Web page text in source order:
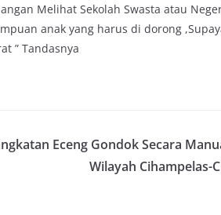
Melihat Sekolah Swasta atau
anak yang harus di dorong
” Tandasnya
Eceng Gondok Secara
Wilayah Cihampelas-